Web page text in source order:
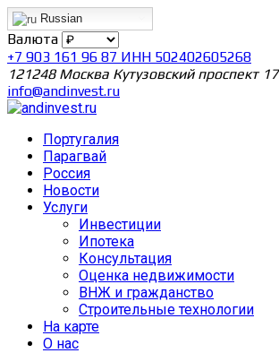
Russian
Валюта
+7 903 161 96 87 ИНН 502402605268
121248 Москва Кутузовский проспект 17
info@andinvest.ru
Португалия
Парагвай
Россия
Новости
Услуги
Инвестиции
Ипотека
Консультация
Оценка недвижимости
ВНЖ и гражданство
Строительные технологии
На карте
О нас